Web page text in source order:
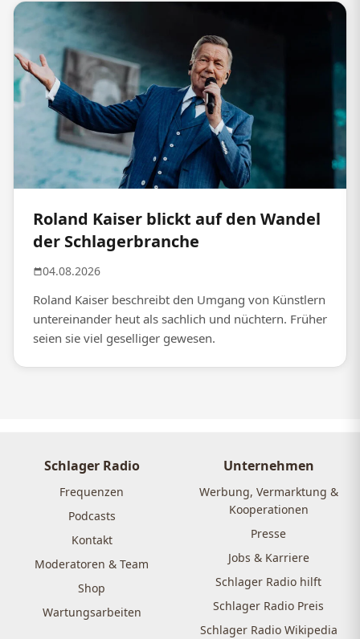
Roland Kaiser blickt auf den Wandel
der Schlagerbranche
04.08.2026
Roland Kaiser beschreibt den Umgang von Künstlern
untereinander heut als sachlich und nüchtern. Früher
seien sie viel geselliger gewesen.
Schlager Radio
Frequenzen
Podcasts
Kontakt
Moderatoren & Team
Shop
Wartungsarbeiten
Unternehmen
Werbung, Vermarktung &
Kooperationen
Presse
Jobs & Karriere
Schlager Radio hilft
Schlager Radio Preis
Schlager Radio Wikipedia